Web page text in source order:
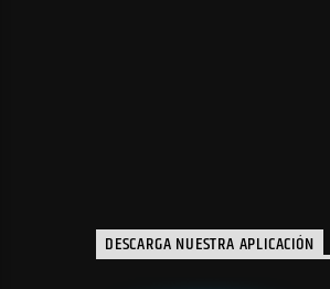
DESCARGA NUESTRA APLICACIÓN